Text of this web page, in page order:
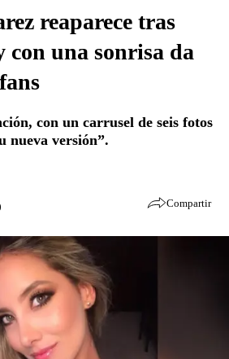
reaparece tras
con una sonrisa da
con un carrusel de seis fotos
nueva versión”.
Compartir